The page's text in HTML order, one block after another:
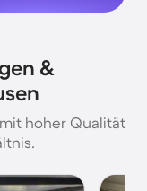
&
hoher Qualität